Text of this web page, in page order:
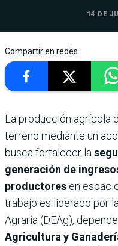
14 DE
Compartir en redes
La producción agrícola
terreno mediante un
busca fortalecer la
generación de
productores en
trabajo es liderado por
Agraria (DEAg),
Agricultura y